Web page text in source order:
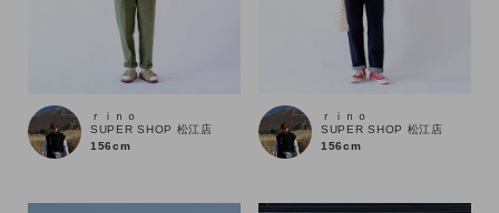
ｒｉｎｏ
SUPER SHOP 松江店
156cm
ｒｉｎｏ
SUPER SHOP 松江店
156cm